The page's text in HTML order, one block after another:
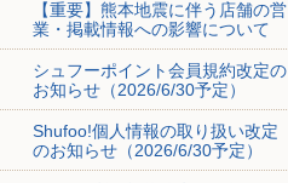
【重要】熊本地震に伴う店舗の営
業・掲載情報への影響について
シュフーポイント会員規約改定の
お知らせ（2026/6/30予定）
Shufoo!個人情報の取り扱い改定
のお知らせ（2026/6/30予定）